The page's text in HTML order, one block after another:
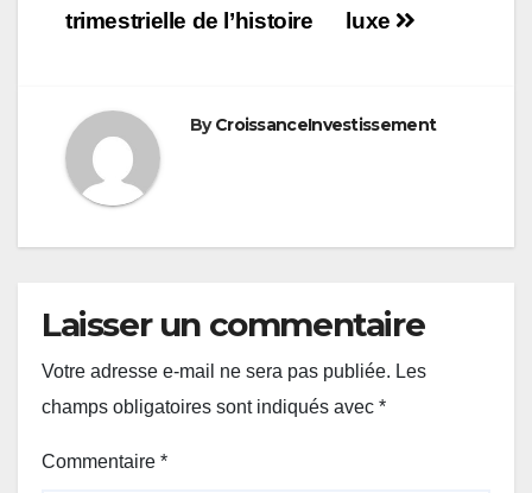
luxe
trimestrielle de l’histoire
ByCroissanceInvestissement
Laisser un commentaire
Votre adresse e-mail ne sera pas publiée. Les
champs obligatoires sont indiqués avec *
Commentaire *